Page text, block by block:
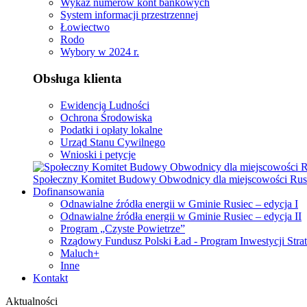
Wykaz numerów kont bankowych
System informacji przestrzennej
Łowiectwo
Rodo
Wybory w 2024 r.
Obsługa klienta
Ewidencja Ludności
Ochrona Środowiska
Podatki i opłaty lokalne
Urząd Stanu Cywilnego
Wnioski i petycje
Społeczny Komitet Budowy Obwodnicy dla miejscowości
Dofinansowania
Odnawialne źródła energii w Gminie Rusiec – edycja I
Odnawialne źródła energii w Gminie Rusiec – edycja II
Program „Czyste Powietrze”
Rządowy Fundusz Polski Ład - Program Inwestycji
Maluch+
Inne
Kontakt
Aktualności